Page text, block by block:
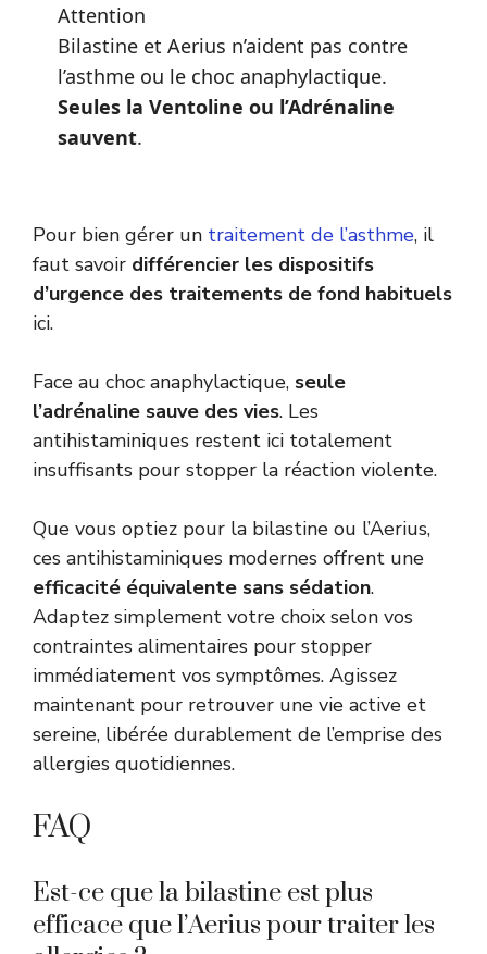
Attention
Bilastine et Aerius n’aident pas contre
l’asthme ou le choc anaphylactique.
Seules la Ventoline ou l’Adrénaline
sauvent.
Pour bien gérer un traitement de l’asthme, il
faut savoir différencier les dispositifs
d’urgence des traitements de fond habituels
ici.
Face au choc anaphylactique, seule
l’adrénaline sauve des vies. Les
antihistaminiques restent ici totalement
insuffisants pour stopper la réaction violente.
Que vous optiez pour la bilastine ou l’Aerius,
ces antihistaminiques modernes offrent une
efficacité équivalente sans sédation.
Adaptez simplement votre choix selon vos
contraintes alimentaires pour stopper
immédiatement vos symptômes. Agissez
maintenant pour retrouver une vie active et
sereine, libérée durablement de l’emprise des
allergies quotidiennes.
FAQ
Est-ce que la bilastine est plus
efficace que l’Aerius pour traiter les